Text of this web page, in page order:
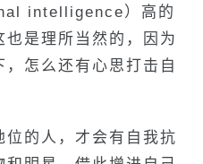
intelligence）高的
是理所当然的，因为
怎么还有心思打击自
的人，才会有自我抗